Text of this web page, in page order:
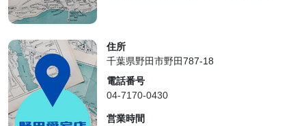
住所
千葉県野田市野田787-18
電話番号
04-7170-0430
営業時間